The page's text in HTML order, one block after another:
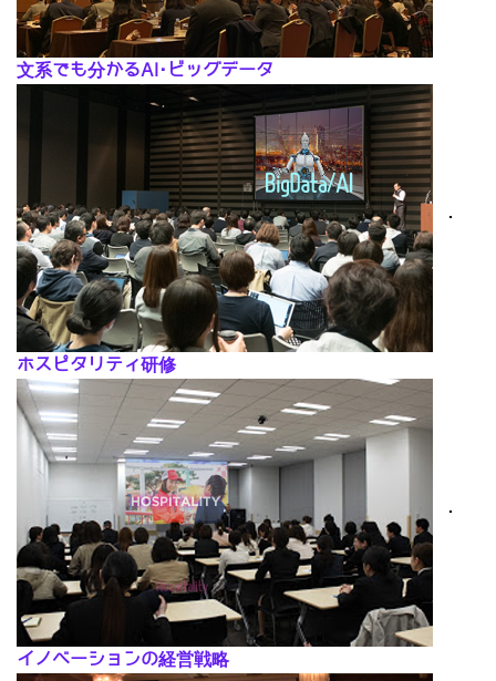
文系でも分かるAI･ビッグデータ
･
ホスピタリティ研修
･
イノベーションの経営戦略